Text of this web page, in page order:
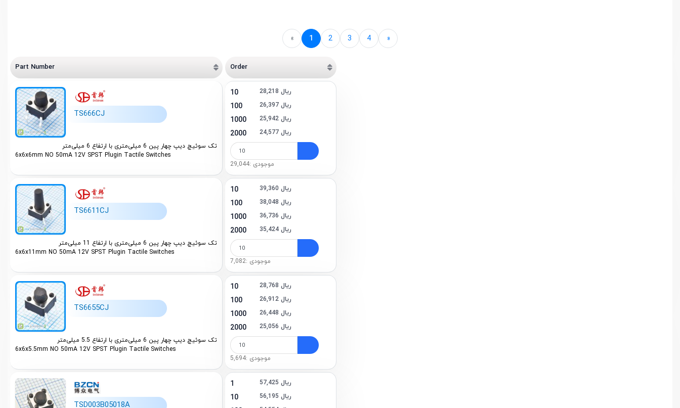
NF(Ningbo Forward Relay Corp) (6)
NHG (2)
Legion (1)
« 1 2 3 4 »
Part Number Order
TS666CJ
تک سوئیچ دیپ چهار پین 6 میلی‌متری با ارتفاع 6 میلی‌متر
6x6x6mm NO 50mA 12V SPST Plugin Tactile Switches
10 28,218 ریال
100 26,397 ریال
1000 25,942 ریال
2000 24,577 ریال
موجودی :29,044
TS6611CJ
تک سوئیچ دیپ چهار پین 6 میلی‌متری با ارتفاع 11 میلی‌متر
6x6x11mm NO 50mA 12V SPST Plugin Tactile Switches
10 39,360 ریال
100 38,048 ریال
1000 36,736 ریال
2000 35,424 ریال
موجودی :7,082
TS6655CJ
تک سوئیچ دیپ چهار پین 6 میلی‌متری با ارتفاع 5.5 میلی‌متر
6x6x5.5mm NO 50mA 12V SPST Plugin Tactile Switches
10 28,768 ریال
100 26,912 ریال
1000 26,448 ریال
2000 25,056 ریال
موجودی :5,694
TSD003B05018A
1 57,425 ریال
10 56,195 ریال